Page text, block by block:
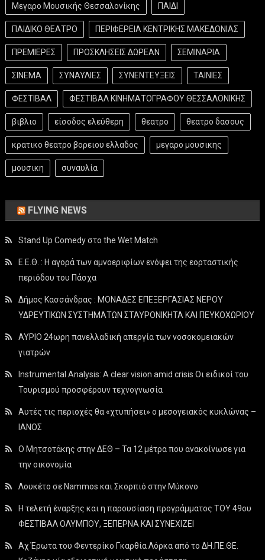
Μεγαρο Μουσικής Θεσσαλονίκης ΠΑΙΔΙ
ΠΑΙΔΙΚΟ ΘΕΑΤΡΟ ΠΕΡΙΦΕΡΕΙΑ ΚΕΝΤΡΙΚΗΣ ΜΑΚΕΔΟΝΙΑΣ
ΠΡΕΜΙΕΡΕΣ ΠΡΟΣΚΛΗΣΕΙΣ ΔΩΡΕΑΝ ΣΕΜΙΝΑΡΙΑ
ΣΙΝΕΜΑ ΣΥΝΑΥΛΙΕΣ ΣΥΝΕΝΤΕΥΞΕΙΣ ΤΑΙΝΙΕΣ
ΦΕΣΤΙΒΑΛ ΦΕΣΤΙΒΑΛ ΚΙΝΗΜΑΤΟΓΡΑΦΟΥ ΘΕΣΣΑΛΟΝΙΚΗΣ
βιβλιο είσοδος ελεύθερη θεατρο θεατρο δασους
κρατικο θεατρο βορειου ελλαδος μεγαρο μουσικης
μουσικη συναυλία
FLYING NEWS
Stand Up Comedy στο the Wet Match
Ε.Ε.Θ. : Η αγορά των αμνοεριφίων ενόψει της εορταστικής
περιόδου του Πάσχα
Δήμος Κασσάνδρας : ΜΟΝΑΔΕΣ ΕΠΕΞΕΡΓΑΣΙΑΣ ΝΕΡΟΥ
ΥΔΡΕΥΤΙΚΩΝ ΣΥΣΤΗΜΑΤΩΝ ΣΤΑΥΡΟΝΙΚΗΤΑ ΚΑΙ ΠΕΥΚΟΧΩΡΙΟΥ
ΑΥΡΙΟ 24ωρη πανελλαδική απεργία των νοσοκομειακών
γιατρών
Instrumental Analysis: A clear vision amid crisis Οι ειδικοί του
Τουρισμού προσφέρουν τεχνογνωσία
Αυτές τις περιοχές θα «χτυπήσει» ο μεσογειακός κυκλώνας –
ΙΑΝΟΣ
Ο Μητσοτάκης στην ΔΕΘ – Τα 12 μέτρα που ανακοίνωσε για
την οικονομία
Λουκέτο σε Nammos και Σκορπιό στην Μύκονο
Η τελετή έναρξης και η παρουσίαση προγράμματος ΤΟΥ 49ου
ΦΕΣΤΙΒΑΛ ΟΛΥΜΠΟΥ, ΞΕΠΕΡΝΑ ΚΑΙ ΣΥΝΕΧΙΖΕΙ
Αχ Έρωτα του Φεντερίκο Γκαρθία Λόρκα από το ΔΗ.ΠΕ.ΘΕ.